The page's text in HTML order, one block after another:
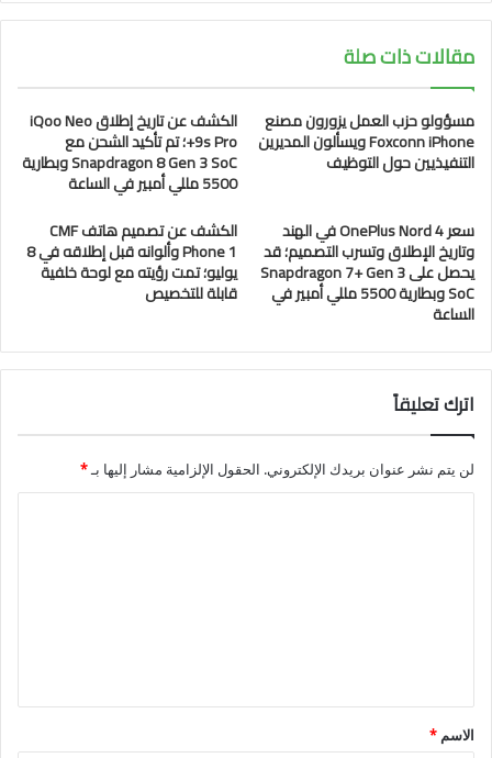
مقالات ذات صلة
مسؤولو حزب العمل يزورون مصنع
Foxconn iPhone ويسألون المديرين
التنفيذيين حول التوظيف
الكشف عن تاريخ إطلاق iQoo Neo
9s Pro+؛ تم تأكيد الشحن مع
Snapdragon 8 Gen 3 SoC وبطارية
5500 مللي أمبير في الساعة
سعر OnePlus Nord 4 في الهند
وتاريخ الإطلاق وتسرب التصميم؛ قد
يحصل على Snapdragon 7+ Gen 3
SoC وبطارية 5500 مللي أمبير في
الساعة
الكشف عن تصميم هاتف CMF
Phone 1 وألوانه قبل إطلاقه في 8
يوليو؛ تمت رؤيته مع لوحة خلفية
قابلة للتخصيص
اترك تعليقاً
لن يتم نشر عنوان بريدك الإلكتروني. الحقول الإلزامية مشار إليها بـ*
ق
*
الاسم *